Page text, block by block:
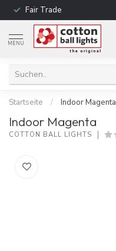
Fair Trade
MENU
Startseite / Indoor Magenta
Indoor Magenta
COTTON BALL LIGHTS